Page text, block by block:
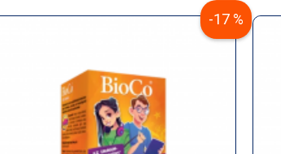
- dohányzás esetén
kivonat, szorbit, glicerin, ásványi sók (kálium-
hexahidrát, magnézium- klorid-hexahidrát),
Felhasználás és adagolás:
Használja naponta 3-4 alkalommal, egyéni igény
-17 %